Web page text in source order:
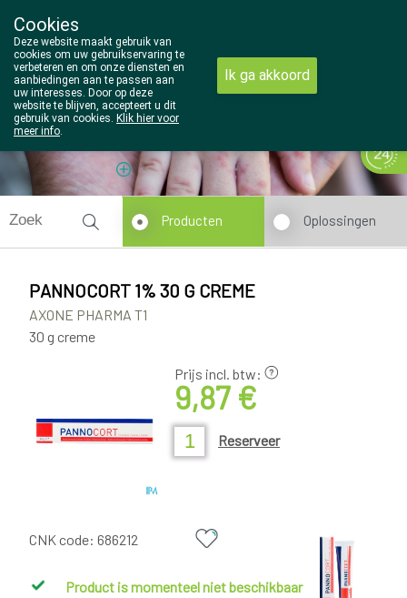
014/810298
Producten Oplossingen
PANNOCORT 1% 30 G CREME
AXONE PHARMA T1
30 g creme
Prijs incl. btw:
9,87 €
Reserveer
CNK code: 686212
Product is momenteel niet beschikbaar
Cookies
Deze website maakt gebruik van
cookies om uw gebruikservaring te
verbeteren en om onze diensten en
aanbiedingen aan te passen aan
uw interesses. Door op deze
website te blijven, accepteert u dit
gebruik van cookies. Klik hier voor
meer info.
Ik ga akkoord